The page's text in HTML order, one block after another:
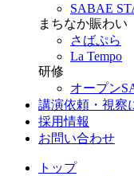
SABAE
まちなか賑わい
さばぷら
La Tempo
研修
オープン
講演依頼・視察
採用情報
お問い合わせ
トップ